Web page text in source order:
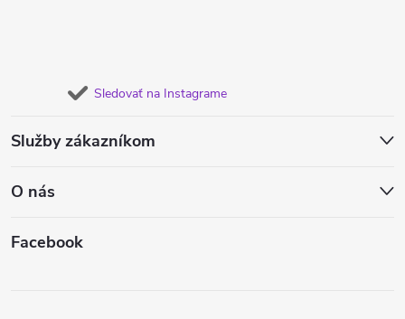
Sledovať na Instagrame
Služby zákazníkom
O nás
Facebook